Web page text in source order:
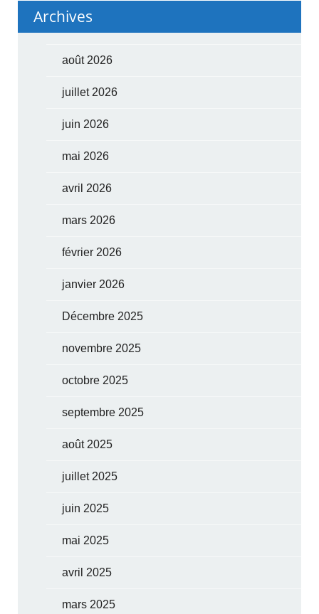
Archives
août 2026
juillet 2026
juin 2026
mai 2026
avril 2026
mars 2026
février 2026
janvier 2026
Décembre 2025
novembre 2025
octobre 2025
septembre 2025
août 2025
juillet 2025
juin 2025
mai 2025
avril 2025
mars 2025